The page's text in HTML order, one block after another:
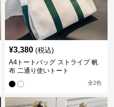
¥3,380 (税込)
A4トートバッグ ストライプ 帆
布 二通り使いトート
全2色